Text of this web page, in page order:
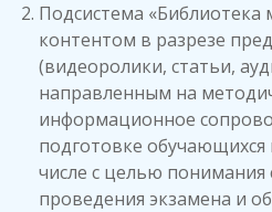
Подсистема «Библиотека
контентом в разрезе
(видеоролики, статьи,
направленным на
информационное
подготовке
числе с целью понимания
проведения экзамена и